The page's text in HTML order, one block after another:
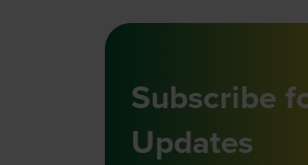
Subscribe
Updates